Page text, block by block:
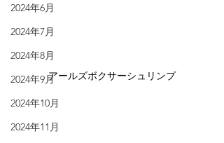
2024年6月
2024年7月
2024年8月
2024年9月
2024年10月
2024年11月
アールズボクサーシュリンプ